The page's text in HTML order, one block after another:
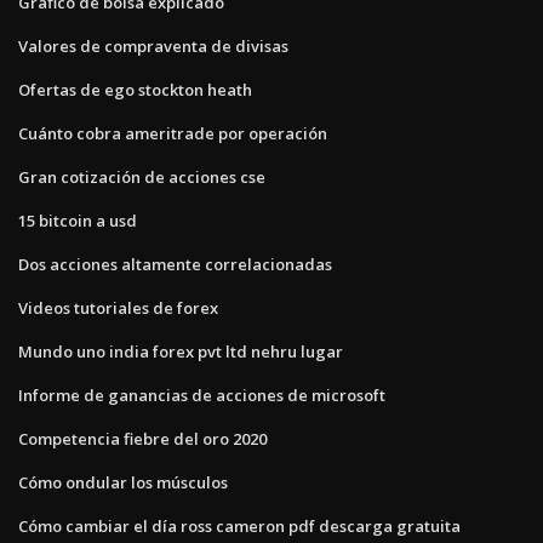
Valores de compraventa de divisas
Ofertas de ego stockton heath
Cuánto cobra ameritrade por operación
Gran cotización de acciones cse
15 bitcoin a usd
Dos acciones altamente correlacionadas
Videos tutoriales de forex
Mundo uno india forex pvt ltd nehru lugar
Informe de ganancias de acciones de microsoft
Competencia fiebre del oro 2020
Cómo ondular los músculos
Cómo cambiar el día ross cameron pdf descarga gratuita